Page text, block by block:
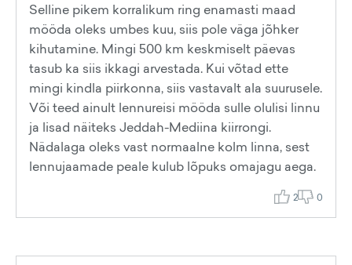
Selline pikem korralikum ring enamasti maad
mööda oleks umbes kuu, siis pole väga jõhker
kihutamine. Mingi 500 km keskmiselt päevas
tasub ka siis ikkagi arvestada. Kui võtad ette
mingi kindla piirkonna, siis vastavalt ala suurusele.
Või teed ainult lennureisi mööda sulle olulisi linnu
ja lisad näiteks Jeddah-Mediina kiirrongi.
Nädalaga oleks vast normaalne kolm linna, sest
lennujaamade peale kulub lõpuks omajagu aega.
2 0